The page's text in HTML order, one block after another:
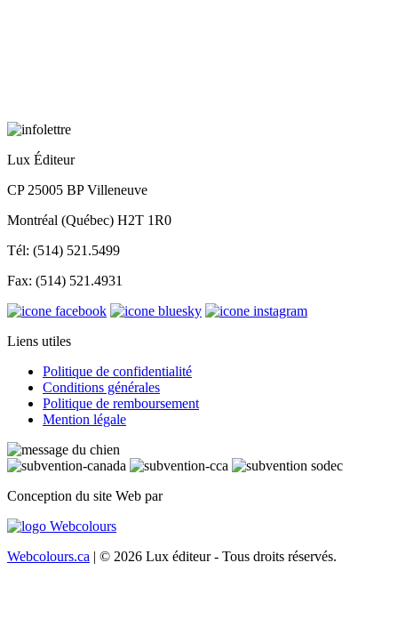
Lux Éditeur
CP 25005 BP Villeneuve
Montréal (Québec) H2T 1R0
Tél: (514) 521.5499
Fax: (514) 521.4931
Liens utiles
Politique de confidentialité
Conditions générales
Politique de remboursement
Mention légale
Conception du site Web par
Webcolours.ca | © 2026 Lux éditeur - Tous droits réservés.